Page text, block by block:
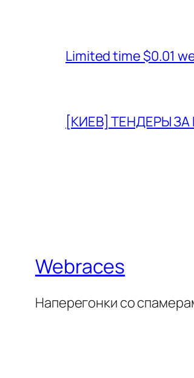
Limited time $0.01
[КИЕВ] ТЕНДЕРЫ
Webraces
Наперегонки со